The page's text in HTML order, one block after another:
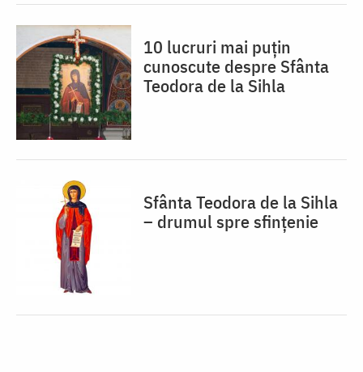
10 lucruri mai puțin
cunoscute despre Sfânta
Teodora de la Sihla
Sfânta Teodora de la Sihla
– drumul spre sfințenie